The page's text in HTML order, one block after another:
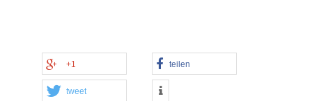
+1 teilen
tweet